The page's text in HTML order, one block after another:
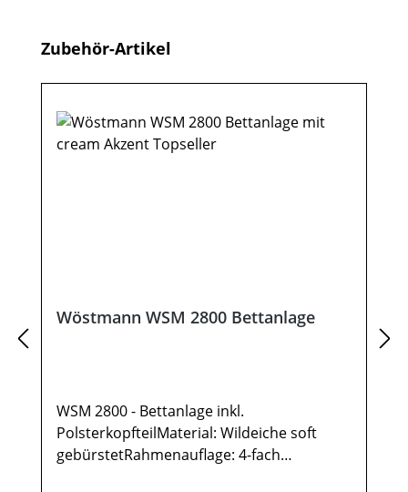
Produktgalerie überspringen
Zubehör-Artikel
Wöstmann WSM 2800 Bettanlage
WSM 2800 - Bettanlage inkl.
PolsterkopfteilMaterial: Wildeiche soft
gebürstetRahmenauflage: 4-fach